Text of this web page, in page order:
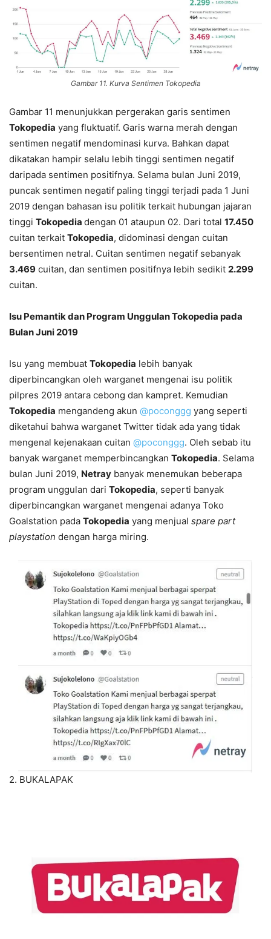
Gambar 11. Kurva Sentimen Tokopedia
Gambar 11 menunjukkan pergerakan garis sentimen
Tokopedia yang fluktuatif. Garis warna merah dengan
sentimen negatif mendominasi kurva. Bahkan dapat
dikatakan hampir selalu lebih tinggi sentimen negatif
daripada sentimen positifnya. Selama bulan Juni 2019,
puncak sentimen negatif paling tinggi terjadi pada 1 Juni
2019 dengan bahasan isu politik terkait hubungan jajaran
tinggi Tokopedia dengan 01 ataupun 02. Dari total 17.450
cuitan terkait Tokopedia, didominasi dengan cuitan
bersentimen netral. Cuitan sentimen negatif sebanyak
3.469 cuitan, dan sentimen positifnya lebih sedikit 2.299
cuitan.
Isu Pemantik dan Program Unggulan Tokopedia pada
Bulan Juni 2019
Isu yang membuat Tokopedia lebih banyak
diperbincangkan oleh warganet mengenai isu politik
pilpres 2019 antara cebong dan kampret. Kemudian
Tokopedia mengandeng akun @poconggg yang seperti
diketahui bahwa warganet Twitter tidak ada yang tidak
mengenal kejenakaan cuitan @poconggg. Oleh sebab itu
banyak warganet memperbincangkan Tokopedia. Selama
bulan Juni 2019, Netray banyak menemukan beberapa
program unggulan dari Tokopedia, seperti banyak
diperbincangkan warganet mengenai adanya Toko
Goalstation pada Tokopedia yang menjual spare part
playstation dengan harga miring.
2. BUKALAPAK